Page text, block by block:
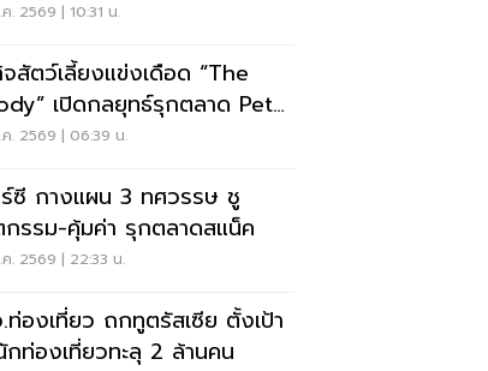
. 2569 | 10:31 น.
สัตว์เลี้ยงแข่งเดือด “The
เปิดกลยุทธ์รุกตลาด Pet
. 2569 | 06:39 น.
ซี กางแผน 3 ทศวรรษ ชู
รรม-คุ้มค่า รุกตลาดสแน็ค
. 2569 | 22:33 น.
ท่องเที่ยว ถกทูตรัสเซีย ตั้งเป้า
ท่องเที่ยวทะลุ 2 ล้านคน